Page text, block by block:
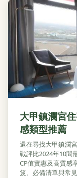
大甲鎮瀾宮
感類型推薦
還在尋找大甲鎮瀾
戰評比2024年10間
CP值實惠及高質感
笈、必備清單與常